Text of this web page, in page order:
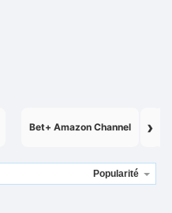
›
Bet+ Amazon Channel
Popularité